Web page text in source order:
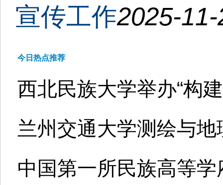
宣传工作2025-
今日热点推荐
西北民族大学举办“构
兰州交通大学测绘与
中国第一所民族高等